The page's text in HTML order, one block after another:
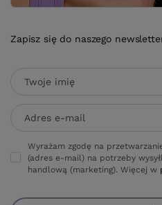
Zapisz się do naszego
Twoje imię
Adres e-mail
Wyrażam zgodę na
(adres e-mail) na potrzeby
handlową (marketing). Więcej w